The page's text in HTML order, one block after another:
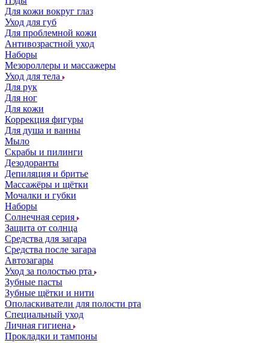
Для кожи вокруг глаз
Уход для губ
Для проблемной кожи
Антивозрастной уход
Наборы
Мезороллеры и массажеры
Уход для тела
Для рук
Для ног
Для кожи
Коррекция фигуры
Для душа и ванны
Мыло
Скрабы и пилинги
Дезодоранты
Депиляция и бритье
Массажёры и щётки
Мочалки и губки
Наборы
Солнечная серия
Защита от солнца
Средства для загара
Средства после загара
Автозагары
Уход за полостью рта
Зубные пасты
Зубные щётки и нити
Ополаскиватели для полости рта
Специальный уход
Личная гигиена
Прокладки и тампоны